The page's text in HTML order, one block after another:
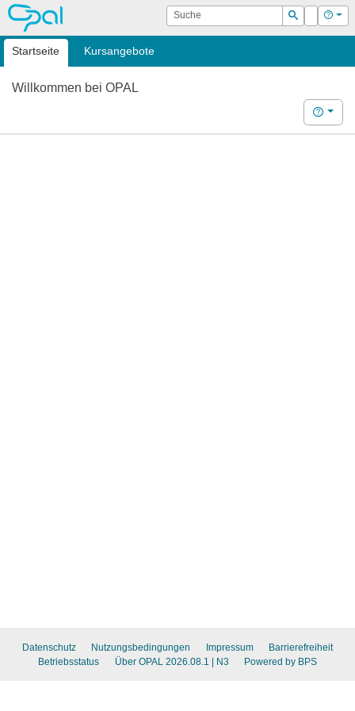
OPAL Suche
Suchen
Login Hilfe
Startseite Kursangebote
Willkommen bei OPAL
Hilfe
Datenschutz Nutzungsbedingungen Impressum
Barrierefreiheit
Betriebsstatus
Über OPAL 2026.08.1 | N3 Powered by BPS